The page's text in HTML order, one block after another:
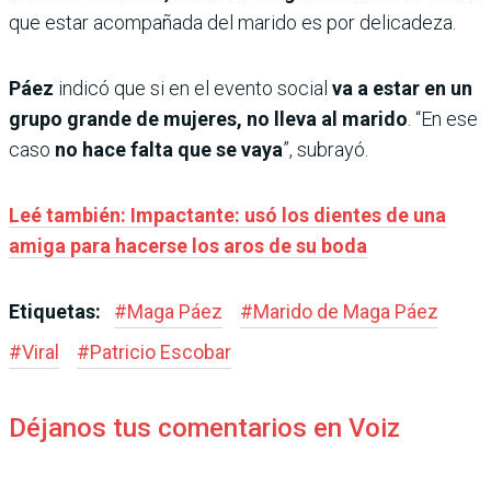
que estar acompañada del marido es por delicadeza.
Páez indicó que si en el evento social va a estar en un
grupo grande de mujeres, no lleva al marido . “En ese
caso no hace falta que se vaya”, subrayó.
Leé también: Impactante: usó los dientes de una
amiga para hacerse los aros de su boda
Etiquetas: #Maga Páez #Marido de Maga Páez
#Viral #Patricio Escobar
Déjanos tus comentarios en Voiz